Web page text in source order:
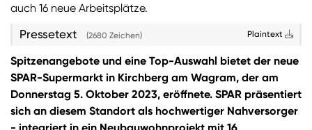
auch 16 neue Arbeitsplätze.
Pressetext (2680 Zeichen) Plaintext
Spitzenangebote und eine Top-Auswahl bietet der neue
SPAR-Supermarkt in Kirchberg am Wagram, der am
Donnerstag 5. Oktober 2023, eröffnete. SPAR präsentiert
sich an diesem Standort als hochwertiger Nahversorger
- integriert in ein Neubauwohnprojekt mit 16